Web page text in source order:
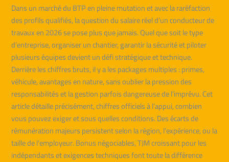
Dans un marché du BTP en pleine mutation et avec la raréfaction
des profils qualifiés, la question du salaire réel d’un conducteur de
travaux en 2026 se pose plus que jamais. Quel que soit le type
d’entreprise, organiser un chantier, garantir la sécurité et piloter
plusieurs équipes devient un défi stratégique et technique.
Derrière les chiffres bruts, il y a les packages multiples : primes,
véhicule, avantages en nature, sans oublier la pression des
responsabilités et la gestion parfois dangereuse de l’imprévu. Cet
article détaille précisément, chiffres officiels à l’appui, combien
vous pouvez exiger et sous quelles conditions. Des écarts de
rémunération majeurs persistent selon la région, l’expérience, ou la
taille de l’employeur. Bonus négociables, TJM croissant pour les
indépendants et exigences techniques font toute la différence